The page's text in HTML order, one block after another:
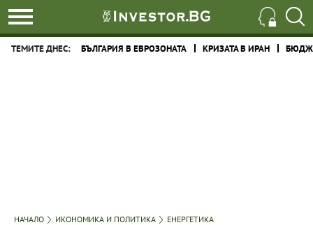
ТЕМИТЕ ДНЕС: БЪЛГАРИЯ В ЕВРОЗОНАТА КРИЗАТА В ИРАН
НАЧАЛО ИКОНОМИКА И ПОЛИТИКА ЕНЕРГЕТИКА